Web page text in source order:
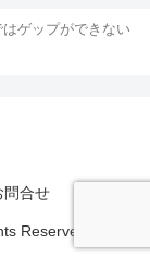
ゲップができない
問合せ
Reserved.